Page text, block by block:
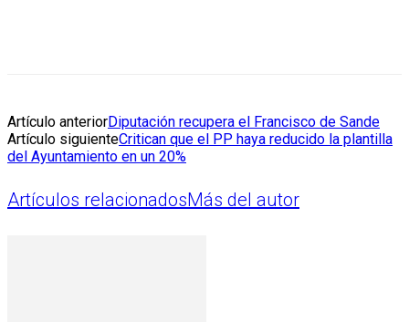
Artículo anteriorDiputación recupera el Francisco de Sande
Artículo siguienteCritican que el PP haya reducido la plantilla
del Ayuntamiento en un 20%
Artículos relacionadosMás del autor